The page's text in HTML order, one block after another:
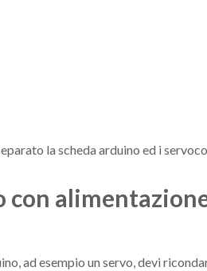
la scheda arduino ed i
con
ad esempio un servo, devi